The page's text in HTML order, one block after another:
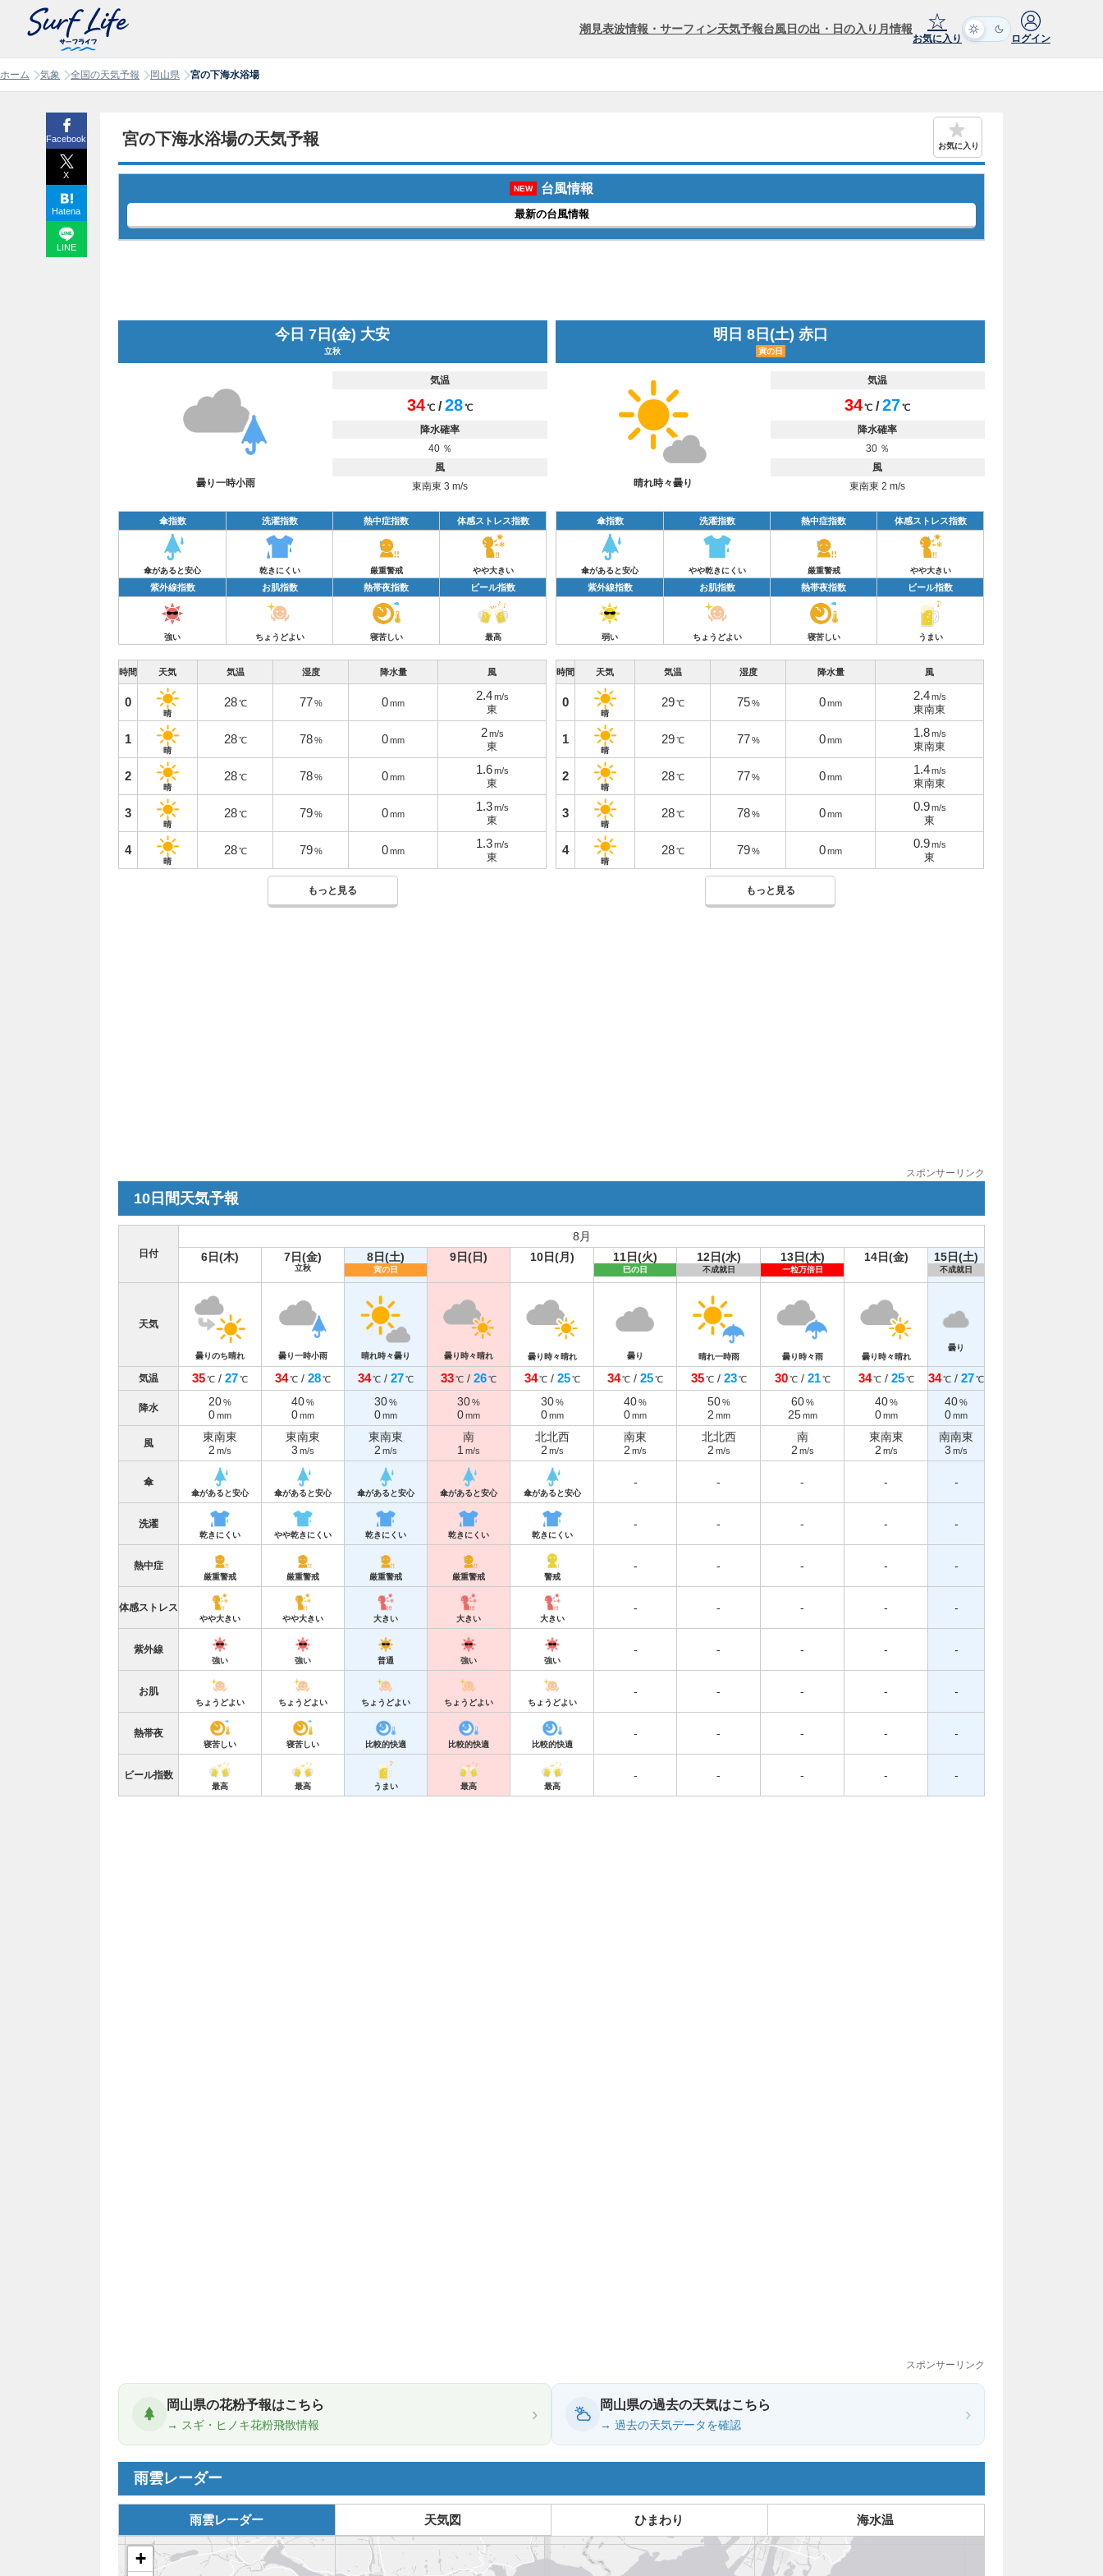
潮見表波情報・サーフィン天気予報台風日の出・日の入り 月情報 ☆
お気に入り ログイン
ホーム 気象 全国の天気予報 岡山県 宮の下海水浴場
宮の下海水浴場の天気予報 お気に入り
NEW 台風情報
最新の台風情報
今日 7日(金) 大安
立秋
曇り一時小雨
気温
34℃ /28℃
降水確率
40 ％
風
東南東 3 m/s
傘指数 洗濯指数 熱中症指数 体感ストレス指数
傘があると安心 乾きにくい 厳重警戒 やや大きい
紫外線指数 お肌指数 熱帯夜指数 ビール指数
強い ちょうどよい 寝苦しい 最高
時間 天気 気温 湿度 降水量 風
0
晴
28 ℃ 77 % 0mm
2.4 m/s
東
1
晴
28 ℃ 78 % 0mm
2 m/s
東
2
晴
28 ℃ 78 % 0mm
1.6 m/s
東
3
晴
28 ℃ 79 % 0mm
1.3 m/s
東
4
晴
28 ℃ 79 % 0mm
1.3 m/s
東
もっと見る
明日 8日(土) 赤口
寅の日
晴れ時々曇り
気温
34℃ /27℃
降水確率
30 ％
風
東南東 2 m/s
傘指数 洗濯指数 熱中症指数 体感ストレス指数
傘があると安心 やや乾きにくい 厳重警戒 やや大きい
紫外線指数 お肌指数 熱帯夜指数 ビール指数
弱い ちょうどよい 寝苦しい うまい
時間 天気 気温 湿度 降水量 風
0
晴
29℃ 75% 0mm
2.4m/s
東南東
1
晴
29℃ 77% 0mm
1.8m/s
東南東
2
晴
28℃ 77% 0mm
1.4m/s
東南東
3
晴
28℃ 78% 0mm
0.9m/s
東
4
晴
28℃ 79% 0mm
0.9m/s
東
もっと見る
スポンサーリンク
10日間天気予報
日付
8月
6日(木)
7日(金)
立秋
8日(土)
寅の日
9日(日) 10日(月) 11日(火)
巳の日
12日(水)
不成就日
13日(木)
一粒万倍日
14日(金) 15日(土)
不成就日
天気
曇りのち晴れ 曇り一時小雨 晴れ時々曇り 曇り時々晴れ 曇り時々晴れ 曇り 晴れ一時雨 曇り時々雨 曇り時々晴れ
曇り
気温 35℃ / 27℃ 34℃ / 28℃ 34℃ / 27℃ 33℃ / 26℃ 34 ℃/ 25 ℃ 34℃ / 25℃ 35 ℃/ 23 ℃ 30 ℃/ 21 ℃ 34 ℃/ 25 ℃ 34℃ / 27℃
降水 20%
0mm
40%
0mm
30%
0mm
30%
0mm
30 %
0 mm
40%
0mm
50 %
2 mm
60 %
25 mm
40 %
0 mm
40%
0mm
風
東南東
2 m/s
東南東
3 m/s
東南東
2 m/s
南
1 m/s
北北西
2 m/s
南東
2 m/s
北北西
2 m/s
南
2 m/s
東南東
2 m/s
南南東
3 m/s
傘
傘があると安心 傘があると安心 傘があると安心 傘があると安心 傘があると安心
- - - - -
洗濯
乾きにくい やや乾きにくい 乾きにくい 乾きにくい 乾きにくい
- - - - -
熱中症
厳重警戒 厳重警戒 厳重警戒 厳重警戒 警戒
- - - - -
体感ストレス
やや大きい やや大きい 大きい 大きい 大きい
- - - - -
紫外線
強い 強い 普通 強い 強い
- - - - -
お肌
ちょうどよい ちょうどよい ちょうどよい ちょうどよい ちょうどよい
- - - - -
熱帯夜
寝苦しい 寝苦しい 比較的快適 比較的快適 比較的快適
- - - - -
ビール指数
最高 最高 うまい 最高 最高
- - - - -
スポンサーリンク
岡山県の花粉予報はこちら
→ スギ・ヒノキ花粉飛散情報
› 岡山県の過去の天気はこちら
→ 過去の天気データを確認
›
雨雲レーダー
雨雲レーダー 天気図 ひまわり 海水温
+
Facebook
X
Hatena
LINE